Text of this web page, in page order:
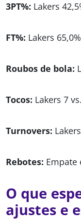
3PT%: Lakers
FT%: Lakers
Roubos de bola:
Tocos: Lakers 7
Turnovers:
Rebotes: Empate
O que
ajustes e